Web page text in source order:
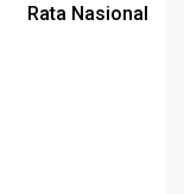
Rata Nasional